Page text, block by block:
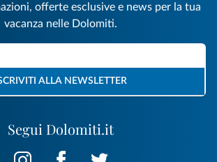
Segui Dolomiti.it
offerte esclusive e news per la tua
vacanza nelle Dolomiti.
ALLA NEWSLETTER